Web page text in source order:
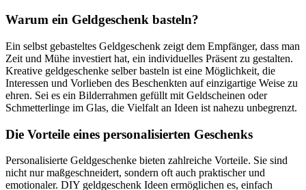
Warum ein Geldgeschenk basteln?
Ein selbst gebasteltes Geldgeschenk zeigt dem Empfänger, dass man
Zeit und Mühe investiert hat, ein individuelles Präsent zu gestalten.
Kreative geldgeschenke selber basteln ist eine Möglichkeit, die
Interessen und Vorlieben des Beschenkten auf einzigartige Weise zu
ehren. Sei es ein Bilderrahmen gefüllt mit Geldscheinen oder
Schmetterlinge im Glas, die Vielfalt an Ideen ist nahezu unbegrenzt.
Die Vorteile eines personalisierten Geschenks
Personalisierte Geldgeschenke bieten zahlreiche Vorteile. Sie sind
nicht nur maßgeschneidert, sondern oft auch praktischer und
emotionaler. DIY geldgeschenk Ideen ermöglichen es, einfach